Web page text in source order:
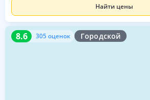
Найти цены
8.6 305 оценок Городской
8.6 305 оценок